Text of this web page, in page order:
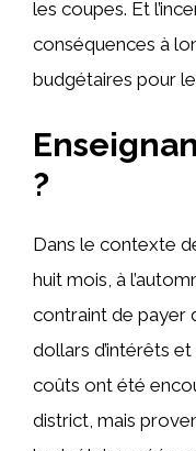
les coupes. Et
conséquences à
budgétaires pour
?
Dans le contexte
huit mois, à
contraint de payer
dollars d’intérêts
coûts ont été
district, mais